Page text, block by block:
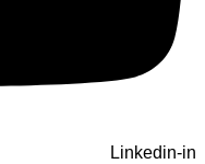
Linkedin-in